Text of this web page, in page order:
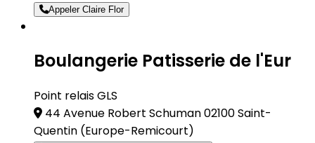
Appeler Claire Flor
Boulangerie Patisserie de l'Eur
Point relais GLS
44 Avenue Robert Schuman 02100 Saint-
Quentin (Europe-Remicourt)